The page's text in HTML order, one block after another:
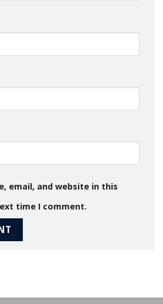
email, and website in this
time I comment.